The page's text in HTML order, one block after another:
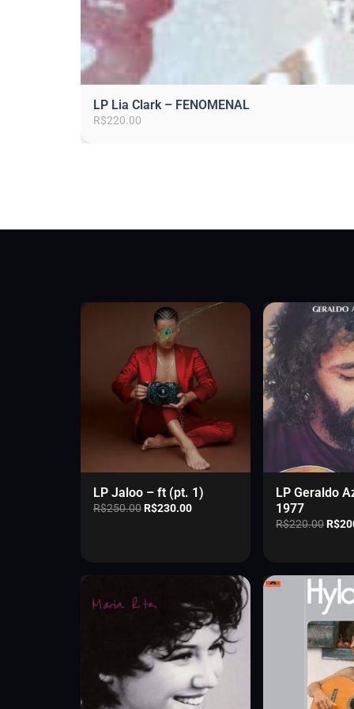
LP Lia Clark – FENOMENAL
R$220.00
LP Jaloo – ft (pt. 1)
R$250.00O
o
r
i
n
R$230.00O
t
u
a
l
é
:
R
LP Geraldo
1977
R$220.00O
o
o
r
i
g
a
R$
P
á
g
i
a